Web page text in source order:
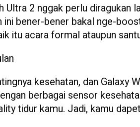
Ultra 2 nggak perlu diragukan
bener-bener bakal nge-
itu acara formal ataupun
kesehatan, dan Galaxy
berbagai sensor
tidur kamu. Jadi, kamu